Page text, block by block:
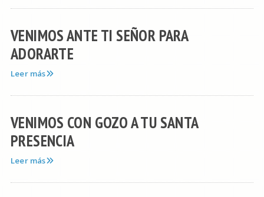
VENIMOS ANTE TI SEÑOR PARA
ADORARTE
Leer más
VENIMOS CON GOZO A TU SANTA
PRESENCIA
Leer más